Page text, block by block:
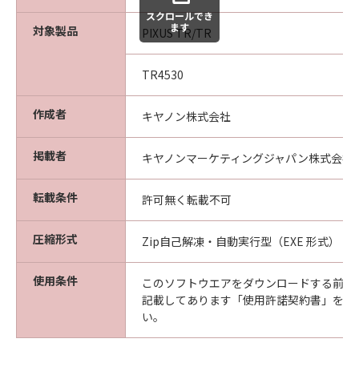
対象製品 PIXUS TR/TR
TR4530
作成者 キヤノン株式会社
掲載者 キヤノンマーケティングジャパン株式会社
転載条件 許可無く転載不可
圧縮形式 Zip自己解凍・自動実行型（EXE 形式）
使用条件
このソフトウエアをダウンロードする前
記載してあります「使用許諾契約書」を
い。
スクロールでき
ます